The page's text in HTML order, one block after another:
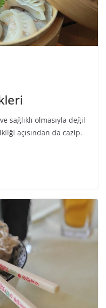
sağlıklı olmasıyla değil
açısından da cazip.